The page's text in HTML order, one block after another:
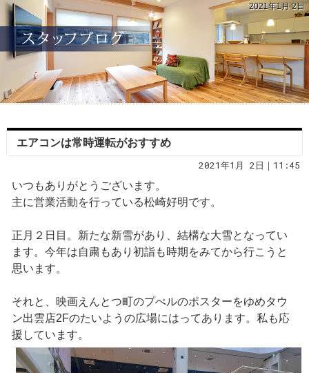
2021年1月 2日
エアコンは常時運転がおすすめ
2021年1月 2日｜11:45
いつもありがとうございます。
主に営業活動を行っている松崎好明です。
正月２日目。新たな新雪があり、結構な大雪となってい
ます。今年は自粛もあり初詣も時期をみてから行こうと
思います。
それと、映画えんとつ町のプぺルのポスターをゆめタウ
ン出雲店2Fのたいようの広場にはってあります。私も応
援しています。